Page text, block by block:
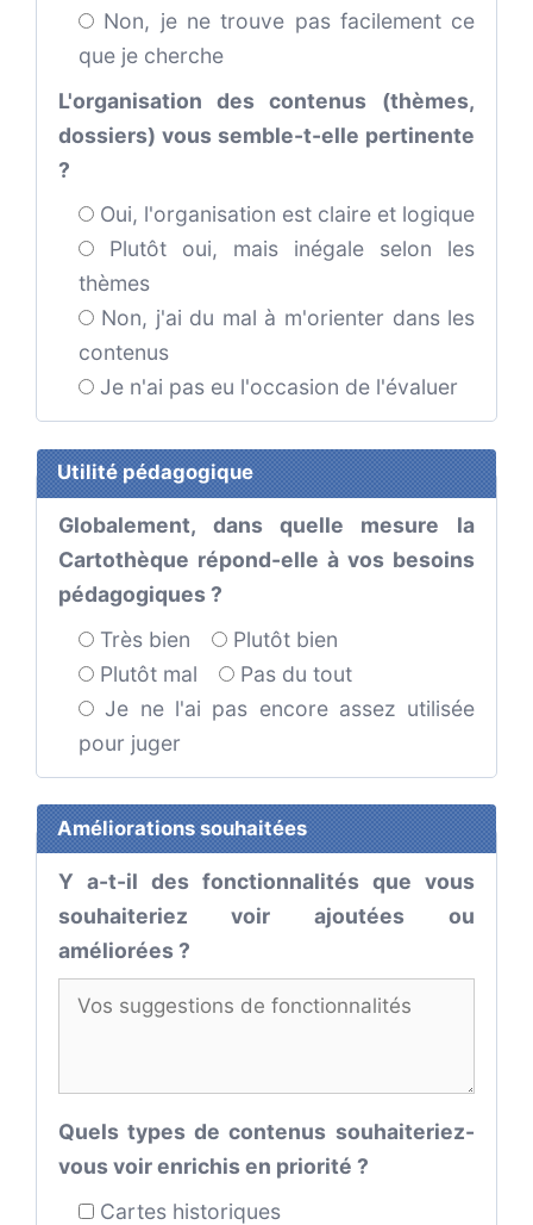
Non, je ne trouve pas facilement ce
que je cherche
L'organisation des contenus (thèmes,
dossiers) vous semble-t-elle pertinente
?
Oui, l'organisation est claire et logique
Plutôt oui, mais inégale selon les
thèmes
Non, j'ai du mal à m'orienter dans les
contenus
Je n'ai pas eu l'occasion de l'évaluer
Utilité pédagogique
Globalement, dans quelle mesure la
Cartothèque répond-elle à vos besoins
pédagogiques ?
Très bien
Plutôt bien
Plutôt mal
Pas du tout
Je ne l'ai pas encore assez utilisée
pour juger
Améliorations souhaitées
Y a-t-il des fonctionnalités que vous
souhaiteriez voir ajoutées ou
améliorées ?
Quels types de contenus souhaiteriez-
vous voir enrichis en priorité ?
Cartes historiques